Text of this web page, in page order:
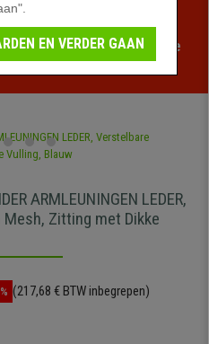
bij bureaustoelpro!
beperkte tijd - Bekijk de
ARMLEUNINGEN LEDER,
Zitting met Dikke
(217,68 € BTW inbegrepen)
EN VERDER GAAN